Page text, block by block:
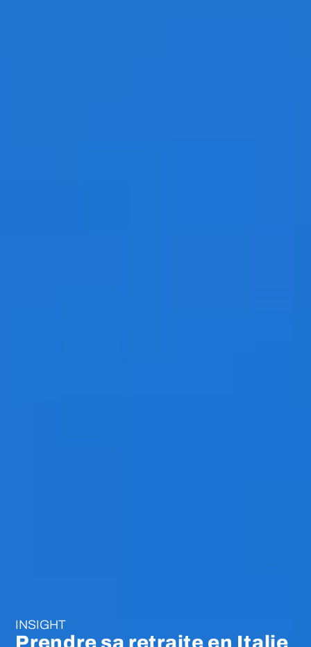
INSIGHT
Prendre sa retraite en Italie